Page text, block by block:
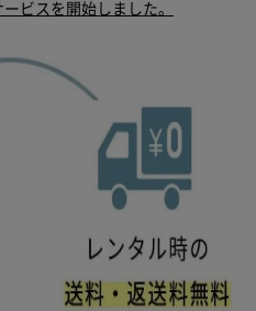
ビスを開始しました。